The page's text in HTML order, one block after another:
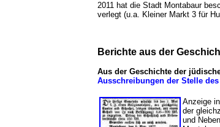
2011 hat die Stadt Montabaur
verlegt (u.a. Kleiner Markt 3 für
Berichte aus der
Aus der Geschichte der
Ausschreibungen der Stelle
Anzeige
der
und